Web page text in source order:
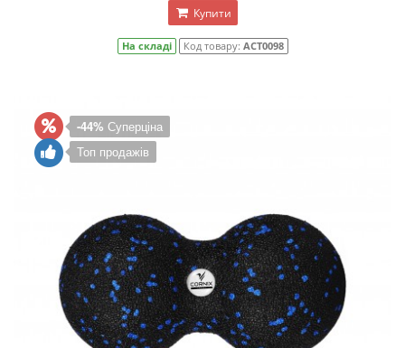
Купити
На складі Код товару: ACT0098
-44% Суперціна
Топ продажів